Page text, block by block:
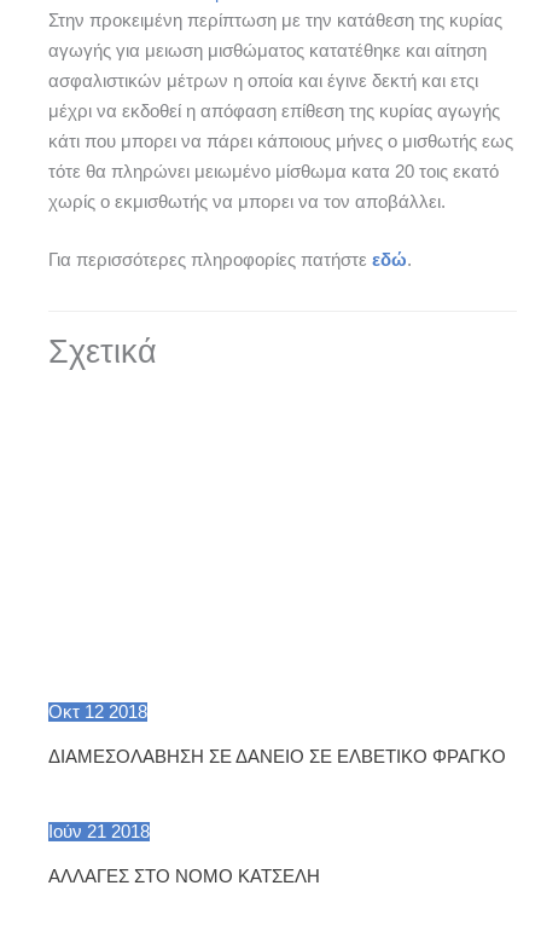
Στην προκειμένη περίπτωση με την κατάθεση της κυρίας
αγωγής για μειωση μισθώματος κατατέθηκε και αίτηση
ασφαλιστικών μέτρων η οποία και έγινε δεκτή και ετςι
μέχρι να εκδοθεί η απόφαση επίθεση της κυρίας αγωγής
κάτι που μπορει να πάρει κάποιους μήνες ο μισθωτής εως
τότε θα πληρώνει μειωμένο μίσθωμα κατα 20 τοις εκατό
χωρίς ο εκμισθωτής να μπορει να τον αποβάλλει.
Για περισσότερες πληροφορίες πατήστε εδώ.
Σχετικά
Οκτ 12 2018
ΔΙΑΜΕΣΟΛΑΒΗΣΗ ΣΕ ΔΑΝΕΙΟ ΣΕ ΕΛΒΕΤΙΚΟ ΦΡΑΓΚΟ
Ιούν 21 2018
ΑΛΛΑΓΕΣ ΣΤΟ ΝΟΜΟ ΚΑΤΣΕΛΗ